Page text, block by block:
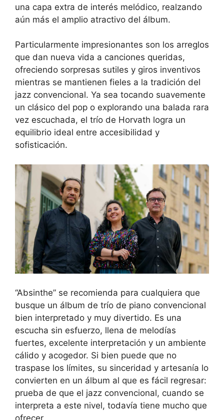
una capa extra de interés melódico, realzando
aún más el amplio atractivo del álbum.
Particularmente impresionantes son los arreglos
que dan nueva vida a canciones queridas,
ofreciendo sorpresas sutiles y giros inventivos
mientras se mantienen fieles a la tradición del
jazz convencional. Ya sea tocando suavemente
un clásico del pop o explorando una balada rara
vez escuchada, el trío de Horvath logra un
equilibrio ideal entre accesibilidad y
sofisticación.
“Absinthe” se recomienda para cualquiera que
busque un álbum de trío de piano convencional
bien interpretado y muy divertido. Es una
escucha sin esfuerzo, llena de melodías
fuertes, excelente interpretación y un ambiente
cálido y acogedor. Si bien puede que no
traspase los límites, su sinceridad y artesanía lo
convierten en un álbum al que es fácil regresar:
prueba de que el jazz convencional, cuando se
interpreta a este nivel, todavía tiene mucho que
ofrecer.